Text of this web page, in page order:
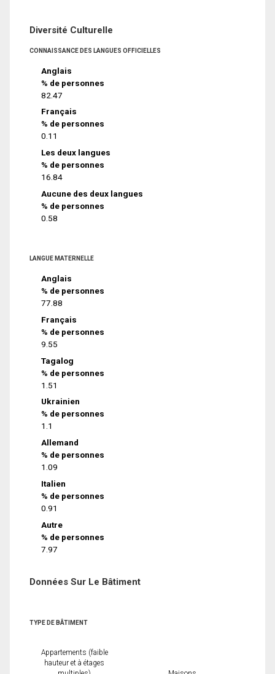
Diversité Culturelle
CONNAISSANCE DES LANGUES OFFICIELLES
Anglais
% de personnes
82.47
Français
% de personnes
0.11
Les deux langues
% de personnes
16.84
Aucune des deux langues
% de personnes
0.58
LANGUE MATERNELLE
Anglais
% de personnes
77.88
Français
% de personnes
9.55
Tagalog
% de personnes
1.51
Ukrainien
% de personnes
1.1
Allemand
% de personnes
1.09
Italien
% de personnes
0.91
Autre
% de personnes
7.97
Données Sur Le Bâtiment
TYPE DE BÂTIMENT
Appartements (faible
hauteur et à étages